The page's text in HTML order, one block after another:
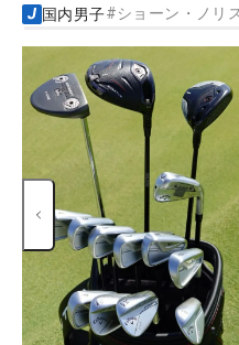
国内男子#ショーン・ノリ